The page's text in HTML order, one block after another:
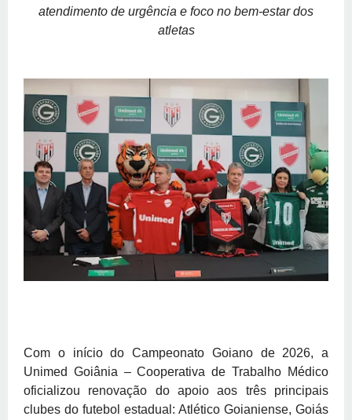
atendimento de urgência e foco no bem-estar dos
atletas
Com o início do Campeonato Goiano de 2026, a
Unimed Goiânia – Cooperativa de Trabalho Médico
oficializou renovação do apoio aos três principais
clubes do futebol estadual: Atlético Goianiense, Goiás